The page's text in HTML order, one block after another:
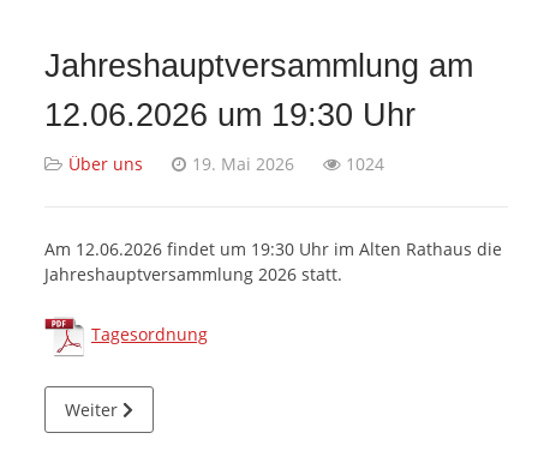
Jahreshauptversammlung am
12.06.2026 um 19:30 Uhr
Über uns 19. Mai 2026 1024
Am 12.06.2026 findet um 19:30 Uhr im Alten Rathaus die
Jahreshauptversammlung 2026 statt.
Tagesordnung
Nächster Beitrag: Verkauf T-Shirt "Wilster finde ich gut"
Weiter